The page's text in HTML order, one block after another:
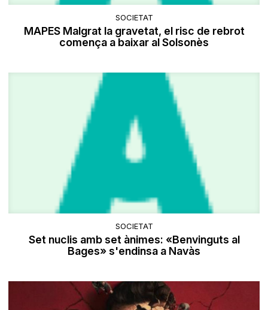
SOCIETAT
MAPES Malgrat la gravetat, el risc de rebrot
comença a baixar al Solsonès
SOCIETAT
Set nuclis amb set ànimes: «Benvinguts al
Bages» s'endinsa a Navàs